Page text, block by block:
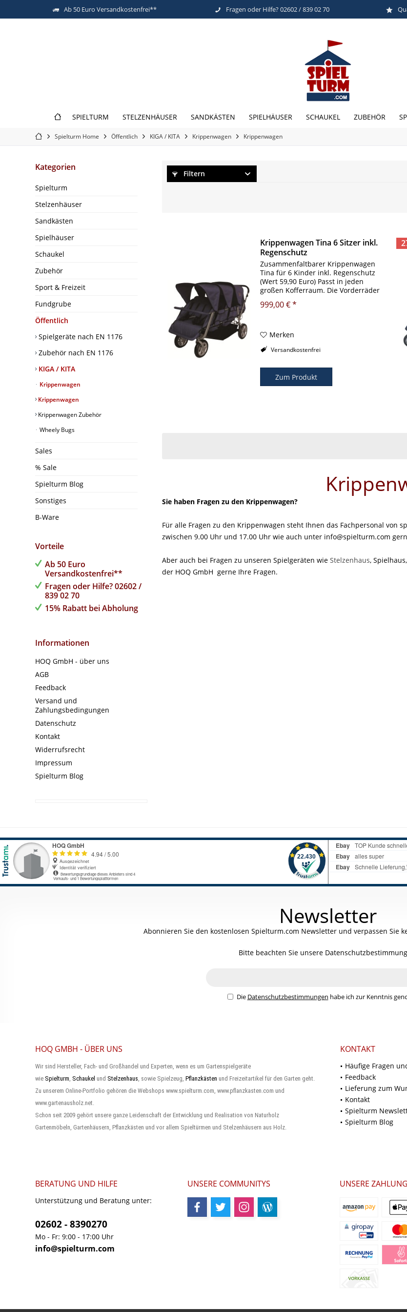
Ab 50 Euro Versandkostenfrei** Fragen oder Hilfe? 02602 / 839 02 70
SPIELTURM STELZENHÄUSER SANDKÄSTEN SPIELHÄUSER SCHAUKEL ZUBEHÖR
Spielturm Home Öffentlich KIGA / KITA Krippenwagen Krippenwagen
Kategorien
Spielturm
Stelzenhäuser
Sandkästen
Spielhäuser
Schaukel
Zubehör
Sport & Freizeit
Fundgrube
Öffentlich
Spielgeräte nach EN 1176
Zubehör nach EN 1176
KIGA / KITA
Krippenwagen
Krippenwagen
Krippenwagen Zubehör
Wheely Bugs
Sales
% Sale
Spielturm Blog
Sonstiges
B-Ware
Vorteile
Ab 50 Euro
Versandkostenfrei**
Fragen oder Hilfe? 02602 /
839 02 70
15% Rabatt bei Abholung
Informationen
HOQ GmbH - über uns
AGB
Feedback
Versand und
Zahlungsbedingungen
Datenschutz
Kontakt
Widerrufsrecht
Impressum
Spielturm Blog
Filtern
Krippenwagen Tina 6 Sitzer inkl.
Regenschutz
Zusammenfaltbarer Krippenwagen
Tina für 6 Kinder inkl. Regenschutz
(Wert 59,90 Euro) Passt in jeden
großen Kofferraum. Die Vorderräder
sind um 360° schwenkbar. Der
Bezug ist abnehmbar. Dieser
999,00 € *
Merken
Versandkostenfrei
Zum Produkt
Sie haben Fragen zu den Krippenwagen?
Für alle Fragen zu den Krippenwagen steht Ihnen das Fachpersonal von
zwischen 9.00 Uhr und 17.00 Uhr wie auch unter info@spielturm.com
Aber auch bei Fragen zu unseren Spielgeräten wie Stelzenhaus, Spielhaus,
der HOQ GmbH gerne Ihre Fragen.
Newsletter
Abonnieren Sie den kostenlosen Spielturm.com Newsletter und verpassen Sie
Bitte beachten Sie unsere
Die Datenschutzbestimmungen habe ich zur Kenntnis
HOQ GMBH - ÜBER UNS
Wir sind Hersteller, Fach- und Großhandel und Experten, wenn es um Gartenspielgeräte
wie Spielturm Schaukel und Stelzenhaus , sowie Spielzeug, Pflanzkästen und Freizeitartikel für den Garten geht.
Zu unserem Online-Portfolio gehören die Webshops www.spielturm.com, www.pflanzkasten.com und
www.gartenausholz.net.
Schon seit 2009 gehört unsere ganze Leidenschaft der Entwicklung und Realisation von Naturholz
Gartenmöbeln, Gartenhäusern, Pflanzkästen und vor allem Spieltürmen und Stelzenhäusern aus Holz.
KONTAKT
Häufige Fragen
Feedback
Lieferung zum
Kontakt
Spielturm
Spielturm Blog
BERATUNG UND HILFE
Unterstützung und Beratung unter:
02602 - 8390270
Mo - Fr: 9:00 - 17:00 Uhr
info@spielturm.com
UNSERE COMMUNITYS UNSERE